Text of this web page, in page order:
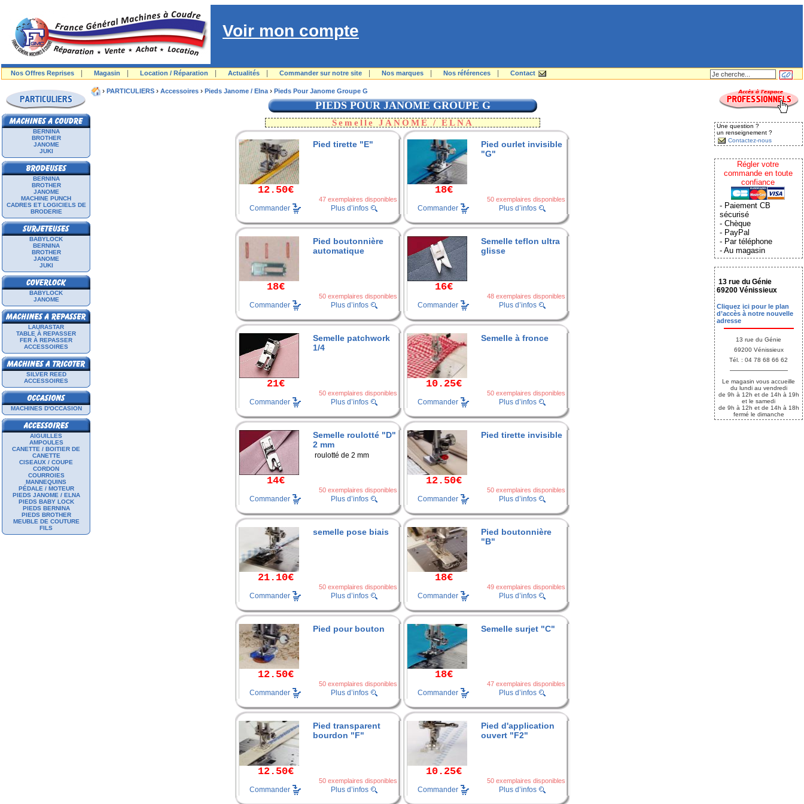
Voir mon compte
Nos Offres Reprises Magasin Location / Réparation Actualités Commander sur notre site Nos marques Nos références Contact
BERNINA
BROTHER
JANOME
JUKI
BERNINA
BROTHER
JANOME
MACHINE PUNCH
CADRES ET LOGICIELS DE
BRODERIE
BABYLOCK
BERNINA
BROTHER
JANOME
JUKI
BABYLOCK
JANOME
LAURASTAR
TABLE À REPASSER
FER À REPASSER
ACCESSOIRES
SILVER REED
ACCESSOIRES
MACHINES D'OCCASION
AIGUILLES
AMPOULES
CANETTE / BOITIER DE
CANETTE
CISEAUX / COUPE
CORDON
COURROIES
MANNEQUINS
PÉDALE / MOTEUR
PIEDS JANOME / ELNA
PIEDS BABY LOCK
PIEDS BERNINA
PIEDS BROTHER
MEUBLE DE COUTURE
FILS
› PARTICULIERS › Accessoires › Pieds Janome / Elna› Pieds Pour Janome Groupe G
PIEDS POUR JANOME GROUPE G
Semelle JANOME / ELNA
Pied tirette "E"
12.50€
47 exemplaires disponibles
Commander Plus d’infos
Pied ourlet invisible
"G"
18€
50 exemplaires disponibles
Commander Plus d’infos
Pied boutonnière
automatique
18€
50 exemplaires disponibles
Commander Plus d’infos
Semelle teflon ultra
glisse
16€
48 exemplaires disponibles
Commander Plus d’infos
Semelle patchwork
1/4
21€
50 exemplaires disponibles
Commander Plus d’infos
Semelle à fronce
10.25€
50 exemplaires disponibles
Commander Plus d’infos
Semelle roulotté "D"
2 mm
roulotté de 2 mm
14€
50 exemplaires disponibles
Commander Plus d’infos
Pied tirette invisible
12.50€
50 exemplaires disponibles
Commander Plus d’infos
semelle pose biais
21.10€
50 exemplaires disponibles
Commander Plus d’infos
Pied boutonnière
"B"
18€
49 exemplaires disponibles
Commander Plus d’infos
Pied pour bouton
12.50€
50 exemplaires disponibles
Commander Plus d’infos
Semelle surjet "C"
18€
47 exemplaires disponibles
Commander Plus d’infos
Pied transparent
bourdon "F"
12.50€
50 exemplaires disponibles
Commander Plus d’infos
Pied d'application
ouvert "F2"
10.25€
50 exemplaires disponibles
Commander Plus d’infos
Une question ?
un renseignement ?
Contactez-nous
Régler votre
commande en toute
confiance
- Paiement CB
sécurisé
- Chèque
- PayPal
- Par téléphone
- Au magasin
13 rue du Génie
69200 Vénissieux
Cliquez ici pour le plan
d’accès à notre nouvelle
adresse
13 rue du Génie
69200 Vénissieux
Tél. : 04 78 68 66 62
Le magasin vous accueille
du lundi au vendredi
de 9h à 12h et de 14h à 19h
et le samedi
de 9h à 12h et de 14h à 18h
fermé le dimanche